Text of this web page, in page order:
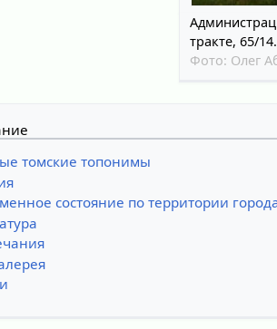
тракте, 65/14.
Фото: Олег
томские топонимы
состояние по территории